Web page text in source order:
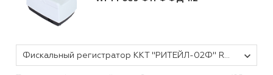
Фискальный регистратор ККТ "РИТЕЙЛ-02Ф" RS/USB с раз. ДЯ c Wi-Fi (белый) без ФН ФФД 1.2